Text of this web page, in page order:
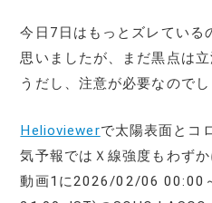
今日7日はもっとズレている
思いましたが、まだ黒点は
うだし、注意が必要なのでし
Helioviewerで太陽表面とコ
気予報ではＸ線強度もわず
動画1に2026/02/06 00:00